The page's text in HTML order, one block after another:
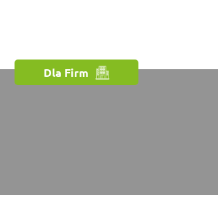
Dla Firm